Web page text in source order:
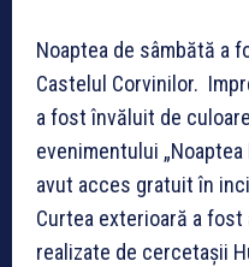
Noaptea de sâmbătă a
Castelul Corvinilor.
a fost învăluit de
evenimentului
avut acces gratuit în
Curtea exterioară a
realizate de cercetașii